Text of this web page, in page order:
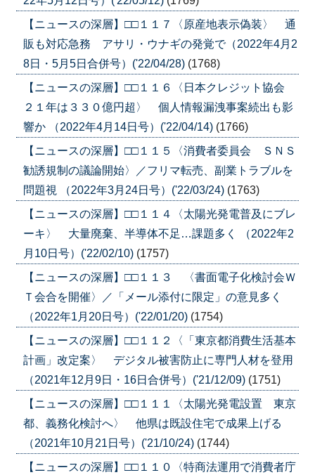
【ニュースの深層】□□１１７〈原産地表示偽装〉 通
販も対応急務 アサリ・ウナギの発覚で（2022年4月2
8日・5月5日合併号）('22/04/28) (1768)
【ニュースの深層】□□１１６〈日本クレジット協会
２１年は３３０億円超〉 個人情報漏洩事案続出も影
響か （2022年4月14日号）('22/04/14) (1766)
【ニュースの深層】□□１１５〈消費者委員会 ＳＮＳ
勧誘規制の議論開始〉／フリマ転売、副業トラブルを
問題視 （2022年3月24日号）('22/03/24) (1763)
【ニュースの深層】□□１１４〈太陽光発電普及にブレ
ーキ〉 大量廃棄、半導体不足…課題多く （2022年2
月10日号）('22/02/10) (1757)
【ニュースの深層】□□１１３ 〈書面電子化検討会Ｗ
Ｔ会合を開催〉／「メール添付に限定」の意見多く
（2022年1月20日号）('22/01/20) (1754)
【ニュースの深層】□□１１２〈「東京都消費生活基本
計画」改定案〉 デジタル被害防止に専門人材を登用
（2021年12月9日・16日合併号）('21/12/09) (1751)
【ニュースの深層】□□１１１〈太陽光発電設置 東京
都、義務化検討へ〉 他県は既設住宅で成果上げる
（2021年10月21日号）('21/10/24) (1744)
【ニュースの深層】□□１１０〈特商法運用で消費者庁